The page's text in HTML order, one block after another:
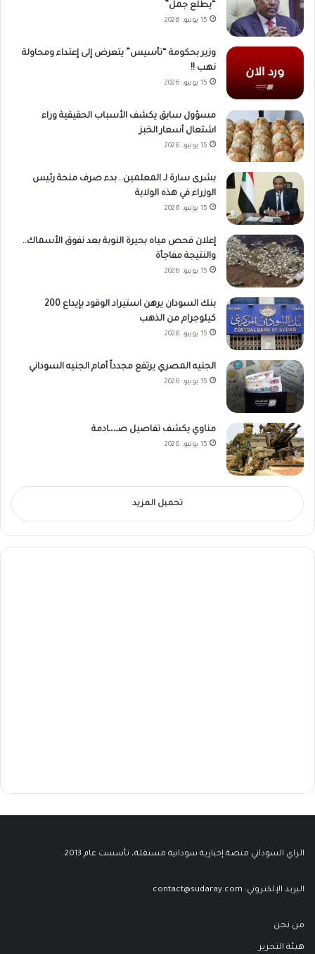
“يطلع جمل”
15 يونيو، 2026
وزير بحكومة “تأسيس” يتعرض إلى إعتداء ومحاولة
نهب !!
15 يونيو، 2026
مسؤول سابق يكشف الأسباب الحقيقية وراء
اشتعال أسعار الخبز
15 يونيو، 2026
بشرى سارة لـ المعلمين.. بدء صرف منحة رئيس
الوزراء في هذه الولاية
15 يونيو، 2026
إعلان فحص مياه بحيرة النوبة بعد نفوق الأسماك..
والنتيجة مفاجأة
15 يونيو، 2026
بنك السودان يرهن استيراد الوقود بإيداع 200
كيلوجرام من الذهب
15 يونيو، 2026
الجنيه المصري يرتفع مجدداً أمام الجنيه السوداني
15 يونيو، 2026
مناوي يكشف تفاصيل صـ،،ـادمة
15 يونيو، 2026
تحميل المزيد
الراي السوداني منصة إخبارية سودانية مستقلة، تأسست عام 2013.
البريد الإلكتروني: contact@sudaray.com
من نحن
هيئة التحرير